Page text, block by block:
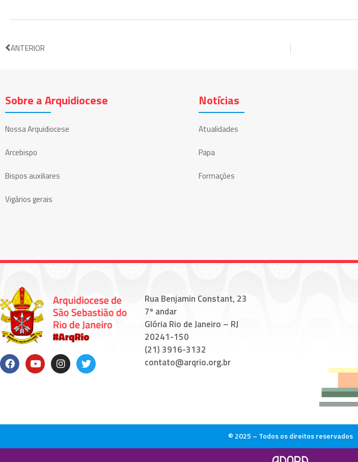
ANTERIOR
Sobre a Arquidiocese
Nossa Arquidiocese
Arcebispo
Bispos auxiliares
Vigários gerais
Notícias
Atualidades
Papa
Formações
Rua Benjamin Constant, 23
7º andar
Glória Rio de Janeiro – RJ
20241-150
(21) 3916-3132
contato@arqrio.org.br
© 2025 – Todos os direitos reservados